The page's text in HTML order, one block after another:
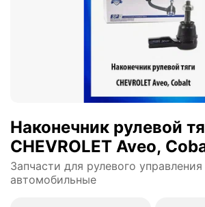
Наконечник рулевой
CHEVROLET Aveo,
Запчасти для рулевого управления
автомобильные